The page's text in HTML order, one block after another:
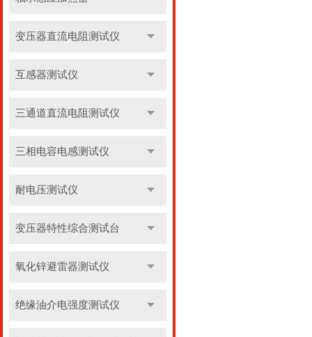
变压器直流电阻测试仪
互感器测试仪
三通道直流电阻测试仪
三相电容电感测试仪
耐电压测试仪
变压器特性综合测试台
氧化锌避雷器测试仪
绝缘油介电强度测试仪